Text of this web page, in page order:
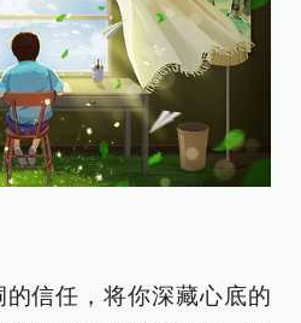
信任，将你深藏心底的